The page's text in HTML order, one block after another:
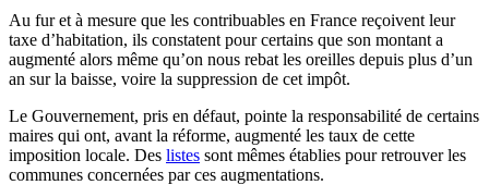
Au fur et à mesure que les contribuables en France reçoivent leur
taxe d’habitation, ils constatent pour certains que son montant a
augmenté alors même qu’on nous rebat les oreilles depuis plus d’un
an sur la baisse, voire la suppression de cet impôt.
Le Gouvernement, pris en défaut, pointe la responsabilité de certains
maires qui ont, avant la réforme, augmenté les taux de cette
imposition locale. Des listes sont mêmes établies pour retrouver les
communes concernées par ces augmentations.